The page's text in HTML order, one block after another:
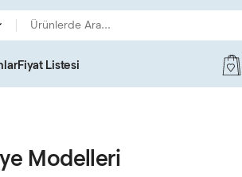
Fiyat Listesi
Modelleri